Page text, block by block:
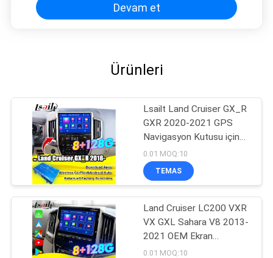
Devam et
Ürünleri
Lsailt Land Cruiser GX_R
GXR 2020-2021 GPS
Navigasyon Kutusu için
Android CarPlay
Yükseltme Arayüzü,
Android Auto Modülü
0.01 MOQ:10
TEMAS
Land Cruiser LC200 VXR
VX GXL Sahara V8 2013-
2021 OEM Ekran
Yükseltme için Android
0.01 MOQ:10